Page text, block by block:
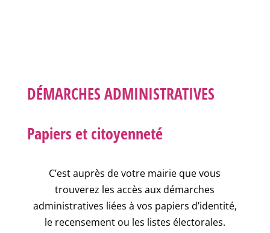
DÉMARCHES ADMINISTRATIVES
Papiers et citoyenneté
C’est auprès de votre mairie que vous
trouverez les accès aux démarches
administratives liées à vos papiers d’identité,
le recensement ou les listes électorales.